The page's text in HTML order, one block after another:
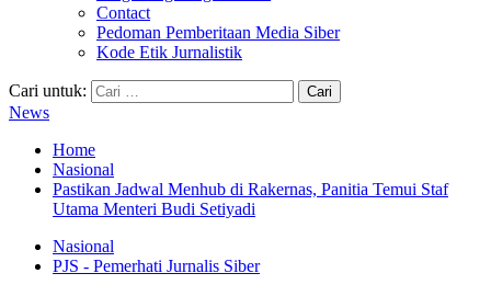
Contact
Pedoman Pemberitaan Media Siber
Kode Etik Jurnalistik
Cari untuk:
News
Home
Nasional
Pastikan Jadwal Menhub di Rakernas, Panitia Temui Staf
Utama Menteri Budi Setiyadi
Nasional
PJS - Pemerhati Jurnalis Siber